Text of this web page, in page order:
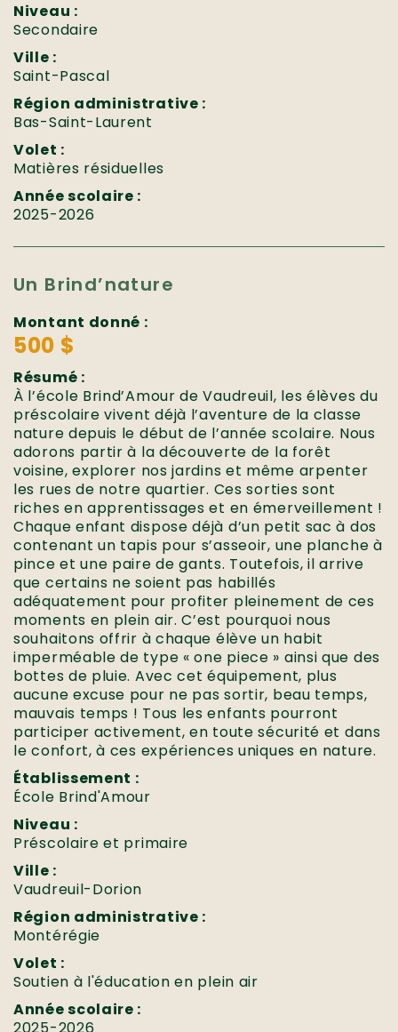
Niveau :
Secondaire
Ville :
Saint-Pascal
Région administrative :
Bas-Saint-Laurent
Volet :
Matières résiduelles
Année scolaire :
2025-2026
Un Brind’nature
Montant donné :
500 $
Résumé :
À l’école Brind’Amour de Vaudreuil, les élèves du
préscolaire vivent déjà l’aventure de la classe
nature depuis le début de l’année scolaire. Nous
adorons partir à la découverte de la forêt
voisine, explorer nos jardins et même arpenter
les rues de notre quartier. Ces sorties sont
riches en apprentissages et en émerveillement !
Chaque enfant dispose déjà d’un petit sac à dos
contenant un tapis pour s’asseoir, une planche à
pince et une paire de gants. Toutefois, il arrive
que certains ne soient pas habillés
adéquatement pour profiter pleinement de ces
moments en plein air. C’est pourquoi nous
souhaitons offrir à chaque élève un habit
imperméable de type « one piece » ainsi que des
bottes de pluie. Avec cet équipement, plus
aucune excuse pour ne pas sortir, beau temps,
mauvais temps ! Tous les enfants pourront
participer activement, en toute sécurité et dans
le confort, à ces expériences uniques en nature.
Établissement :
École Brind'Amour
Niveau :
Préscolaire et primaire
Ville :
Vaudreuil-Dorion
Région administrative :
Montérégie
Volet :
Soutien à l'éducation en plein air
Année scolaire :